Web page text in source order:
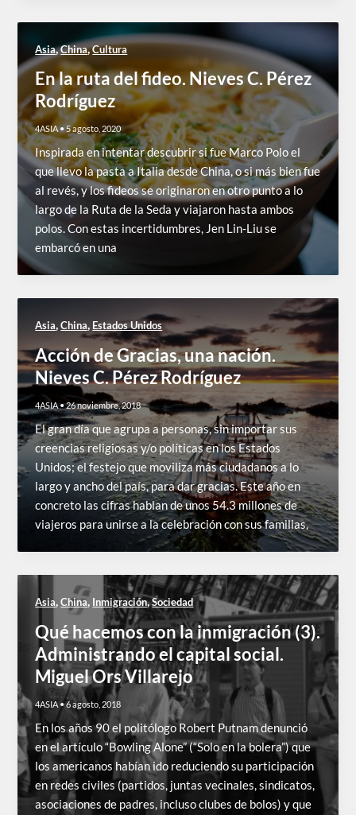
Asia,China,Cultura
En la ruta del fideo. Nieves C. Pérez
Rodríguez
4ASIA•5 agosto, 2020
Inspirada en intentar descubrir si fue Marco Polo el
que llevo la pasta a Italia desde China, o si más bien fue
al revés, y los fideos se originaron en otro punto a lo
largo de la Ruta de la Seda y viajaron hasta ambos
polos. Con estas incertidumbres, Jen Lin-Liu se
embarcó en una
Asia,China,Estados Unidos
Acción de Gracias, una nación.
Nieves C. Pérez Rodríguez
4ASIA•26 noviembre, 2018
El gran día que agrupa a personas, sin importar sus
creencias religiosas y/o políticas en los Estados
Unidos; el festejo que moviliza más ciudadanos a lo
largo y ancho del país, para dar gracias. Este año en
concreto las cifras hablan de unos 54.3 millones de
viajeros para unirse a la celebración con sus familias,
Asia,China, Inmigración,Sociedad
Qué hacemos con la inmigración (3).
Administrando el capital social.
Miguel Ors Villarejo
4ASIA •6 agosto, 2018
En los años 90 el politólogo Robert Putnam denunció
en el artículo “Bowling Alone” (“Solo en la bolera”) que
los americanos habían ido reduciendo su participación
en redes civiles (partidos, juntas vecinales, sindicatos,
asociaciones de padres, incluso clubes de bolos) y que